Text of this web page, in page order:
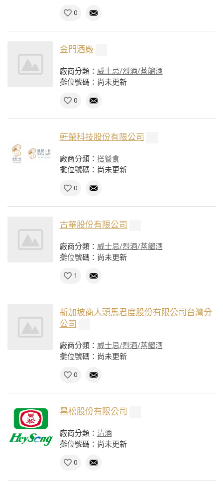
0
金門酒廠
廠商分類： 威士忌/烈酒/蒸餾酒
攤位號碼：尚未更新
0
軒榮科技股份有限公司
廠商分類： 搭餐食
攤位號碼：尚未更新
0
古華股份有限公司
廠商分類： 威士忌/烈酒/蒸餾酒
攤位號碼：尚未更新
1
新加坡商人頭馬君度股份有限公司台灣分
公司
廠商分類： 威士忌/烈酒/蒸餾酒
攤位號碼：尚未更新
0
黑松股份有限公司
廠商分類： 清酒
攤位號碼：尚未更新
0